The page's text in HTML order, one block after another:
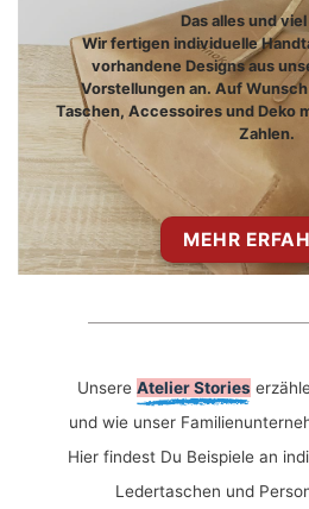
Das alles und
Wir fertigen individuelle
vorhandene Designs aus
Vorstellungen an. Auf
Taschen, Accessoires und Deko
Zahlen.
MEHR
Unsere Atelier Stories
und wie unser
Hier findest Du Beispiele an
Ledertaschen und